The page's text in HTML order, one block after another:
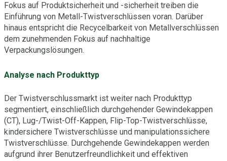
Fokus auf Produktsicherheit und -sicherheit treiben die
Einführung von Metall-Twistverschlüssen voran. Darüber
hinaus entspricht die Recycelbarkeit von Metallverschlüssen
dem zunehmenden Fokus auf nachhaltige
Verpackungslösungen.
Analyse nach Produkttyp
Der Twistverschlussmarkt ist weiter nach Produkttyp
segmentiert, einschließlich durchgehender Gewindekappen
(CT), Lug-/Twist-Off-Kappen, Flip-Top-Twistverschlüsse,
kindersichere Twistverschlüsse und manipulationssichere
Twistverschlüsse. Durchgehende Gewindekappen werden
aufgrund ihrer Benutzerfreundlichkeit und effektiven